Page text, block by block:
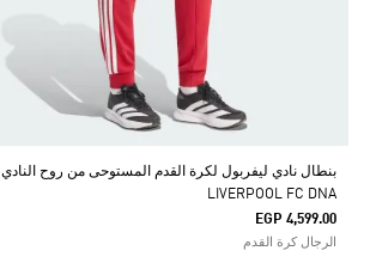
بنطال نادي ليفربول لكرة القدم المستوحى من روح النادي
LIVERPOOL FC DNA
EGP 4,599.00
الرجال كرة القدم